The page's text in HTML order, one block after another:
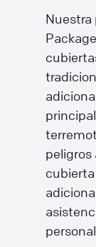
Nuestra
peligros